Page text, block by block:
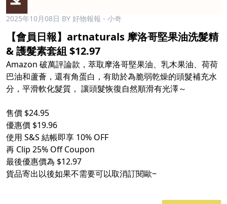
2025年10月08日 BY 好物報報 - 小奇
【會員日報】artnaturals 摩洛哥堅果油洗髮精
& 護髮素套組 $12.97
Amazon 破萬評論款，萃取摩洛哥堅果油、乳木果油、荷荷
巴油和蘆薈，還有角蛋白，有助於為脆弱乾燥的頭髮補充水
分，平滑軟化髮質， 讓頭髮恢復自然順滑有光澤～
售價 $24.95
優惠價 $19.96
使用 S&S 結帳即享 10% OFF
再 Clip 25% Off Coupon
最後優惠價為 $12.97
貨品寄出以後如果不需要可以取消訂閱歐~